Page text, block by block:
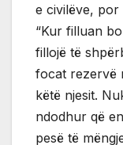
e civilëve, por
“Kur filluan
fillojë të
focat rezervë
këtë njesit.
ndodhur që
pesë të